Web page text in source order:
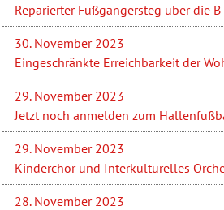
Reparierter Fußgängersteg über die
30. November 2023
Eingeschränkte Erreichbarkeit der
29. November 2023
Jetzt noch anmelden zum
29. November 2023
Kinderchor und Interkulturelles
28. November 2023